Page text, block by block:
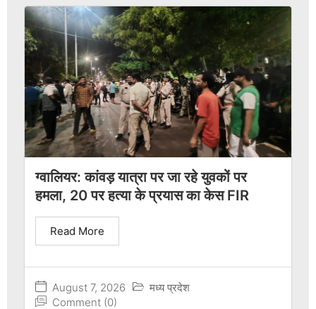
ग्वालियर: कांवड़ यात्रा पर जा रहे युवकों पर
हमला, 20 पर हत्या के प्रयास का केस FIR
August 7, 2026
मध्य प्रदेश
Comment (0)
Read More